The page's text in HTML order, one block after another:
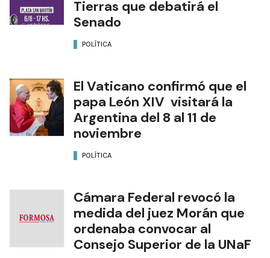
Tierras que debatirá el
Senado
POLÍTICA
El Vaticano confirmó que el
papa León XIV visitará la
Argentina del 8 al 11 de
noviembre
POLÍTICA
Cámara Federal revocó la
medida del juez Morán que
ordenaba convocar al
Consejo Superior de la UNaF